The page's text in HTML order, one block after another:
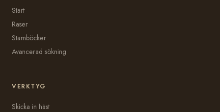
Start
Raser
Stamböcker
Avancerad sökning
VERKTYG
Skicka in häst